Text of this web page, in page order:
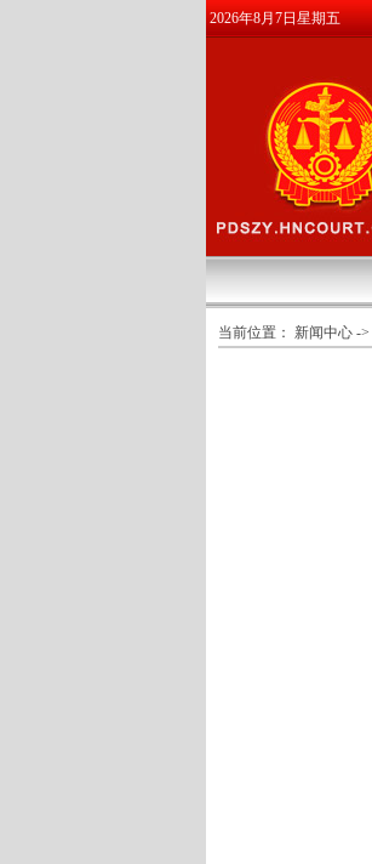
2026年8月7日星期五
当前位置： 新闻中心 ->